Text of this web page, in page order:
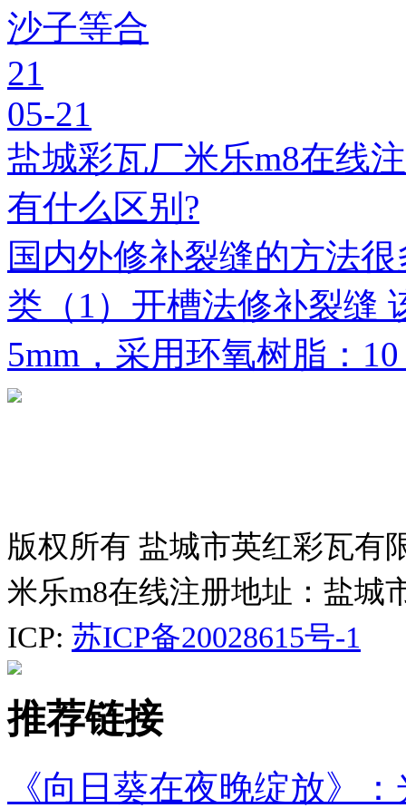
沙子等合
21
05-21
盐城彩瓦厂米乐m8在线
有什么区别?
国内外修补裂缝的方法
类（1）开槽法修补裂缝
5mm，采用环氧树脂：
版权所有 盐城市英红彩瓦有
米乐m8在线注册地址：盐城
ICP: 苏ICP备20028615号-1
推荐链接
《向日葵在夜晚绽放》